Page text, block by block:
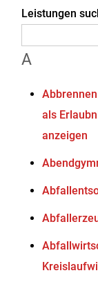
Leistungen
A
als
anzeigen